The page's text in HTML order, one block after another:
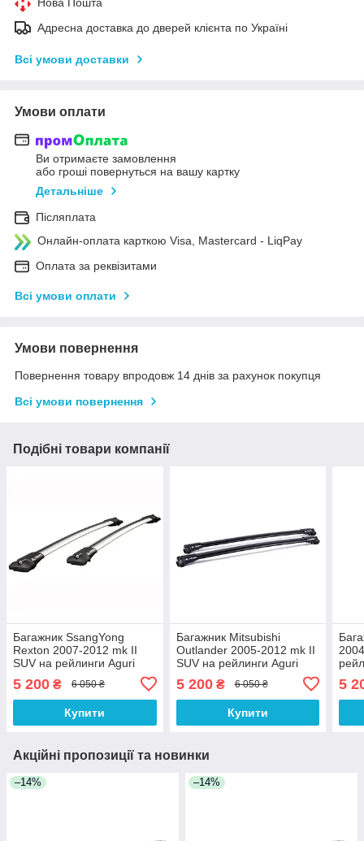
Адресна доставка до дверей клієнта по Україні
Всі умови доставки
Умови оплати
Ви отримаєте замовлення
або гроші повернуться на вашу картку
Детальніше
Післяплата
Онлайн-оплата карткою Visa, Mastercard - LiqPay
Оплата за реквізитами
Всі умови оплати
Умови повернення
Повернення товару впродовж 14 днів за рахунок покупця
Всі умови повернення
Подібні товари компанії
Багажник SsangYong
Rexton 2007-2012 mk II
SUV на рейлинги Aguri
5 200 ₴ 6 050 ₴
Купити
Багажник Mitsubishi
Outlander 2005-2012 mk II
SUV на рейлинги Aguri
5 200₴ 6 050 ₴
Купити
5
Акційні пропозиції та новинки
–14% –14%